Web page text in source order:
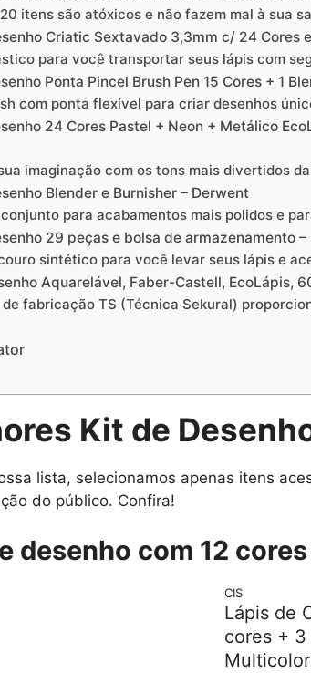
itens são atóxicos e não fazem mal à sua
Criatic Sextavado 3,3mm c/ 24 Cores
para você transportar seus lápis com
Ponta Pincel Brush Pen 15 Cores + 1
com ponta flexível para criar desenhos
24 Cores Pastel + Neon + Metálico
imaginação com os tons mais divertidos
Blender e Burnisher – Derwent
para acabamentos mais polidos e
29 peças e bolsa de armazenamento –
sintético para você levar seus lápis e
Aquarelável, Faber-Castell, EcoLápis,
de fabricação TS (Técnica Sekural)
Kit de
lista, selecionamos apenas itens
do público. Confira!
desenho com 12 cores
CIS
Lápis de
cores + 3